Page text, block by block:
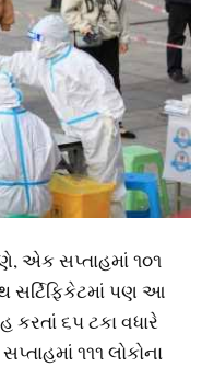
એક સપ્તાહમાં ૧૦૧
સર્ટિફિકેટમાં પણ આ
૬૫ ટકા વધારે
૧૧૧ લોકોના